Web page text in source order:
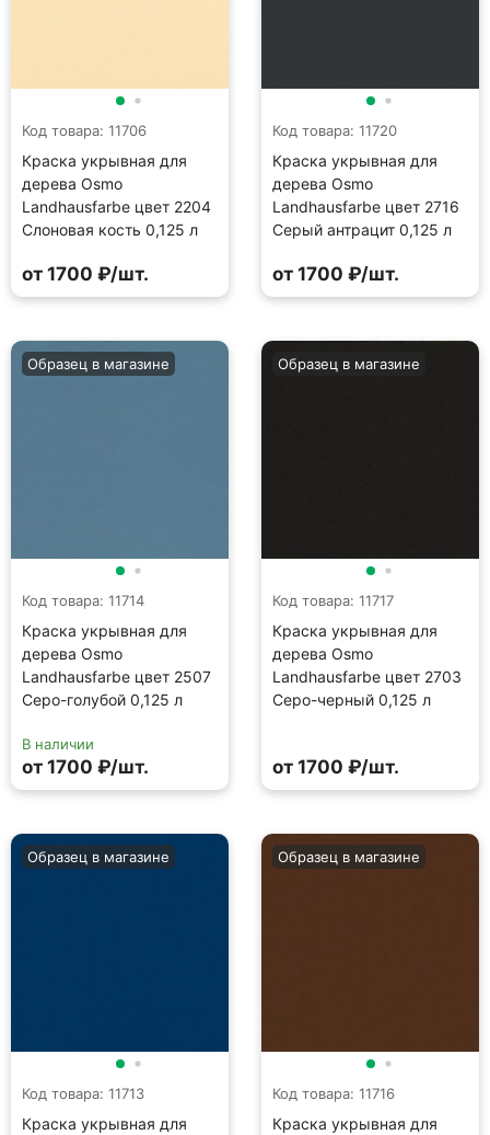
Код товара: 11706
Краска укрывная для
дерева Osmo
Landhausfarbe цвет 2204
Слоновая кость 0,125 л
от 1700 ₽/шт.
Код товара: 11720
Краска укрывная для
дерева Osmo
Landhausfarbe цвет 2716
Серый антрацит 0,125 л
от 1700 ₽/шт.
Код товара: 11714
Краска укрывная для
дерева Osmo
Landhausfarbe цвет 2507
Серо-голубой 0,125 л
Образец в магазине
В наличии
от 1700 ₽/шт.
Код товара: 11717
Краска укрывная для
дерева Osmo
Landhausfarbe цвет 2703
Серо-черный 0,125 л
Образец в магазине
от 1700 ₽/шт.
Код товара: 11713
Краска укрывная для
Образец в магазине
Код товара: 11716
Краска укрывная для
Образец в магазине